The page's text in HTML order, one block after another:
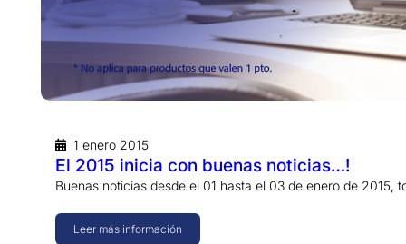
1 enero 2015
El 2015 inicia con buenas noticias…!
Buenas noticias desde el 01 hasta el 03 de enero de 2015,
Leer más información